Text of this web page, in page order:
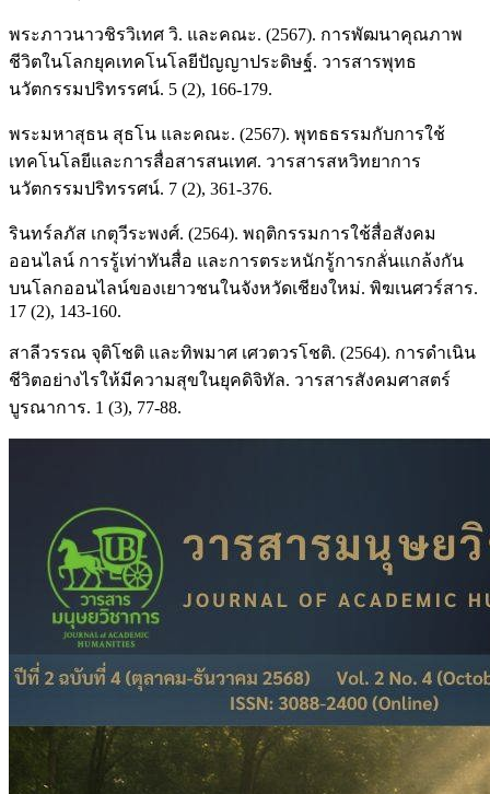
พระภาวนาวชิรวิเทศ วิ. และคณะ. (2567). การพัฒนาคุณภาพ
ชีวิตในโลกยุคเทคโนโลยีปัญญาประดิษฐ์. วารสารพุทธ
นวัตกรรมปริทรรศน์. 5 (2), 166-179.
พระมหาสุธน สุธโน และคณะ. (2567). พุทธธรรมกับการใช้
เทคโนโลยีและการสื่อสารสนเทศ. วารสารสหวิทยาการ
นวัตกรรมปริทรรศน์. 7 (2), 361-376.
รินทร์ลภัส เกตุวีระพงศ์. (2564). พฤติกรรมการใช้สื่อสังคม
ออนไลน์ การรู้เท่าทันสื่อ และการตระหนักรู้การกลั่นแกล้งกัน
บนโลกออนไลน์ของเยาวชนในจังหวัดเชียงใหม่. พิฆเนศวร์สาร.
17 (2), 143-160.
สาลีวรรณ จุติโชติ และทิพมาศ เศวตวรโชติ. (2564). การดำเนิน
ชีวิตอย่างไรให้มีความสุขในยุคดิจิทัล. วารสารสังคมศาสตร์
บูรณาการ. 1 (3), 77-88.